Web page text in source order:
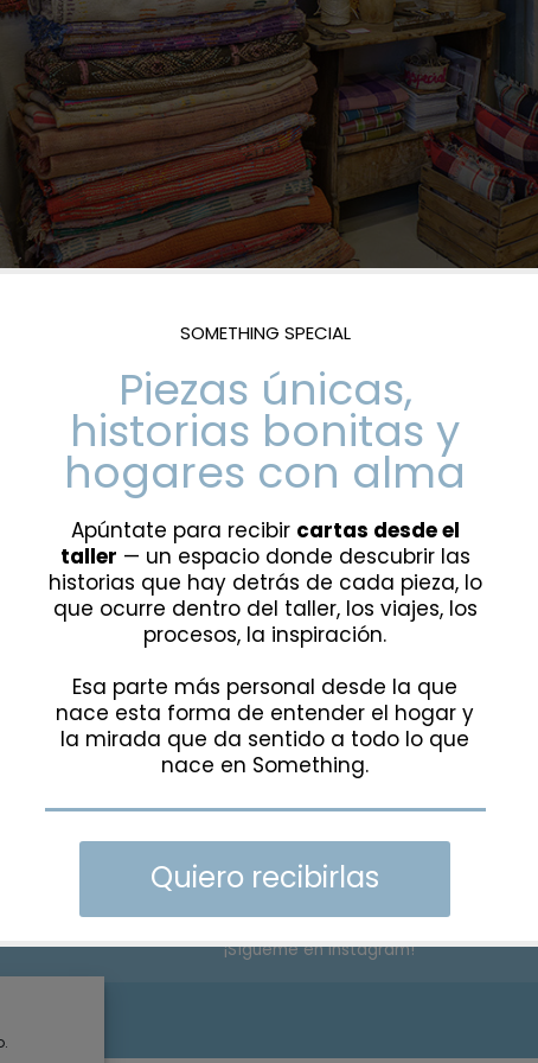
hola@somethingspecial.es
DIRECCIÓN:C/Gudari 15, 48340
Amorebieta, Bizkaia
¡Sígueme en Instagram!